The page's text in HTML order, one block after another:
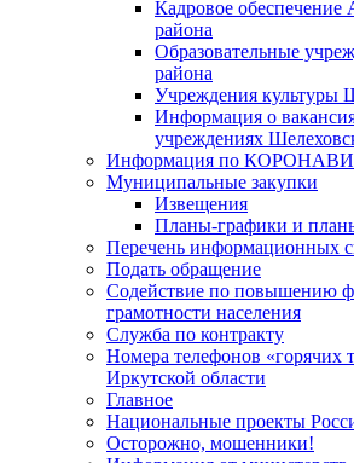
Кадровое
района
Образовательные
района
Учреждения культуры
Информация о
учреждениях
Информация по
Муниципальные закупки
Извещения
Планы-графики и
Перечень информационных
Подать обращение
Содействие по повышению
грамотности населения
Служба по контракту
Номера телефонов «горячих
Иркутской области
Главное
Национальные проекты
Осторожно, мошенники!